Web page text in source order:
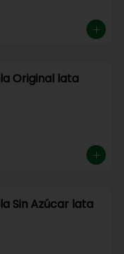
Original lata
Sin Azúcar lata